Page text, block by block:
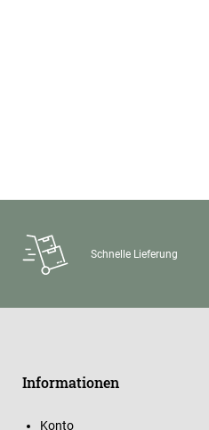
Schnelle Lieferung
Informationen
Konto